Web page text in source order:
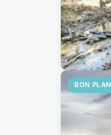
BON PLAN